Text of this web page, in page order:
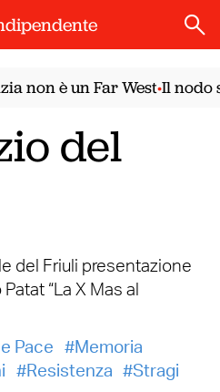
non è un Far West•Il nodo
del
del Friuli presentazione
“La X Mas al
Pace
Memoria
Resistenza Stragi